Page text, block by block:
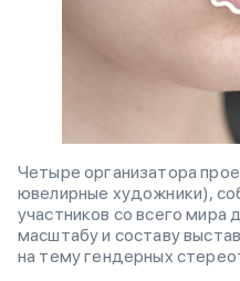
Четыре организатора
ювелирные художники),
участников со всего мира
масштабу и составу
на тему гендерных